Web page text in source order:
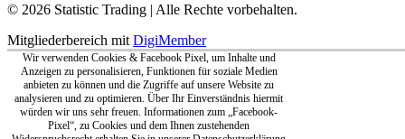
© 2026 Statistic Trading | Alle Rechte vorbehalten.
Mitgliederbereich mit DigiMember
Wir verwenden Cookies & Facebook Pixel, um Inhalte und
Anzeigen zu personalisieren, Funktionen für soziale Medien
anbieten zu können und die Zugriffe auf unsere Website zu
analysieren und zu optimieren. Über Ihr Einverständnis hiermit
würden wir uns sehr freuen. Informationen zum „Facebook-
Pixel“, zu Cookies und dem Ihnen zustehenden